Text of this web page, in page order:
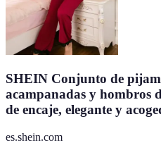
SHEIN Conjunto de
acampanadas y hombros
de encaje, elegante y
es.shein.com